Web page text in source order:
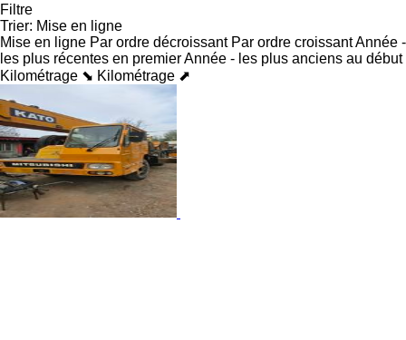
Filtre
Trier: Mise en ligne
Mise en ligne Par ordre décroissant Par ordre croissantAnnée -
les plus récentes en premierAnnée - les plus anciens au début
Kilométrage ⬊ Kilométrage ⬈